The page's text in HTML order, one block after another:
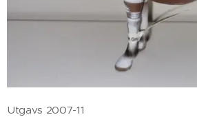
Utgavs 2007-11